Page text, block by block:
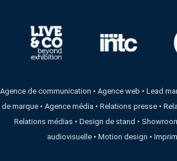
Agence de communication •Agence web •Lead
de marque• Agence média • Relations presse•
Relations médias • Design de stand •
audiovisuelle •Motion design •